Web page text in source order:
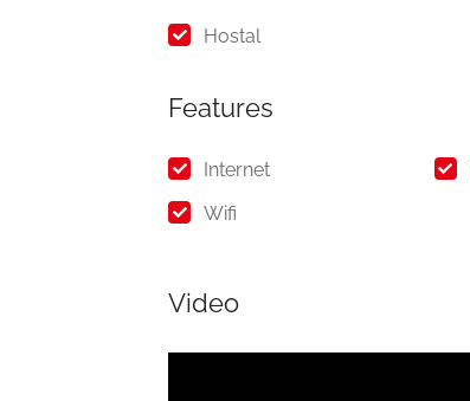
Hostal
Features
Internet
Wifi
Video